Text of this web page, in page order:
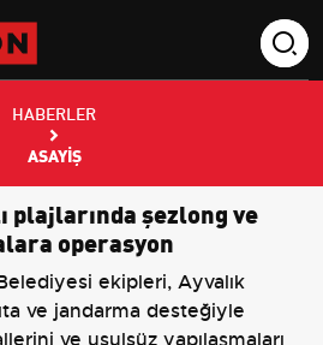
HABERLER
ASAYIŞ
plajlarında şezlong ve
operasyon
ekipleri, Ayvalık
ve jandarma desteğiyle
ve usulsüz yapılaşmaları